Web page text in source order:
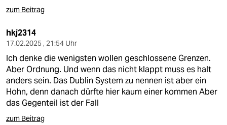
zum Beitrag
hkj2314
17.02.2025 , 21:54 Uhr
Ich denke die wenigsten wollen geschlossene Grenzen.
Aber Ordnung. Und wenn das nicht klappt muss es halt
anders sein. Das Dublin System zu nennen ist aber ein
Hohn, denn danach dürfte hier kaum einer kommen Aber
das Gegenteil ist der Fall
zum Beitrag